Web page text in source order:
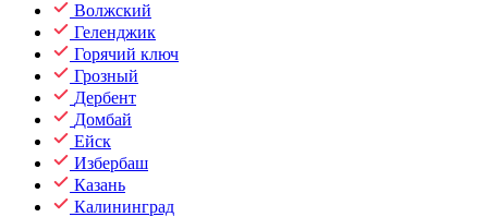
Волжский
Геленджик
Горячий ключ
Грозный
Дербент
Домбай
Ейск
Избербаш
Казань
Калининград